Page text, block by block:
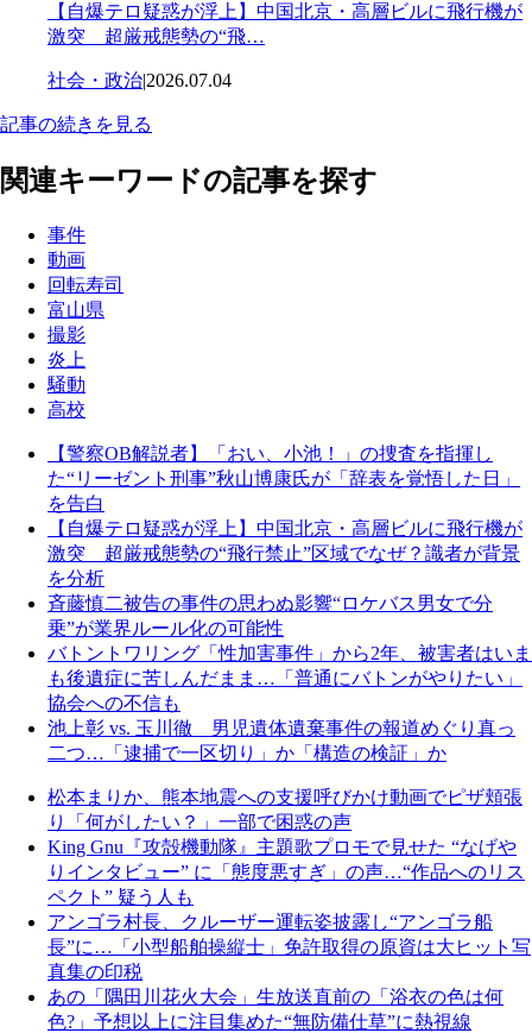
【自爆テロ疑惑が浮上】中国北京・高層ビルに飛行機が
激突 超厳戒態勢の“飛…
社会・政治|2026.07.04
記事の続きを見る
関連キーワードの記事を探す
事件
動画
回転寿司
富山県
撮影
炎上
騒動
高校
【警察OB解説者】「おい、小池！」の捜査を指揮し
た“リーゼント刑事”秋山博康氏が「辞表を覚悟した日」
を告白
【自爆テロ疑惑が浮上】中国北京・高層ビルに飛行機が
激突 超厳戒態勢の“飛行禁止”区域でなぜ？識者が背景
を分析
斉藤慎二被告の事件の思わぬ影響“ロケバス男女で分
乗”が業界ルール化の可能性
バトントワリング「性加害事件」から2年、被害者はいま
も後遺症に苦しんだまま…「普通にバトンがやりたい」
協会への不信も
池上彰 vs. 玉川徹 男児遺体遺棄事件の報道めぐり真っ
二つ…「逮捕で一区切り」か「構造の検証」か
松本まりか、熊本地震への支援呼びかけ動画でピザ頬張
り「何がしたい？」一部で困惑の声
King Gnu『攻殻機動隊』主題歌プロモで見せた “なげや
りインタビュー” に「態度悪すぎ」の声…“作品へのリス
ペクト” 疑う人も
アンゴラ村長、クルーザー運転姿披露し“アンゴラ船
長”に…「小型船舶操縦士」免許取得の原資は大ヒット写
真集の印税
あの「隅田川花火大会」生放送直前の「浴衣の色は何
色?」予想以上に注目集めた“無防備仕草”に熱視線